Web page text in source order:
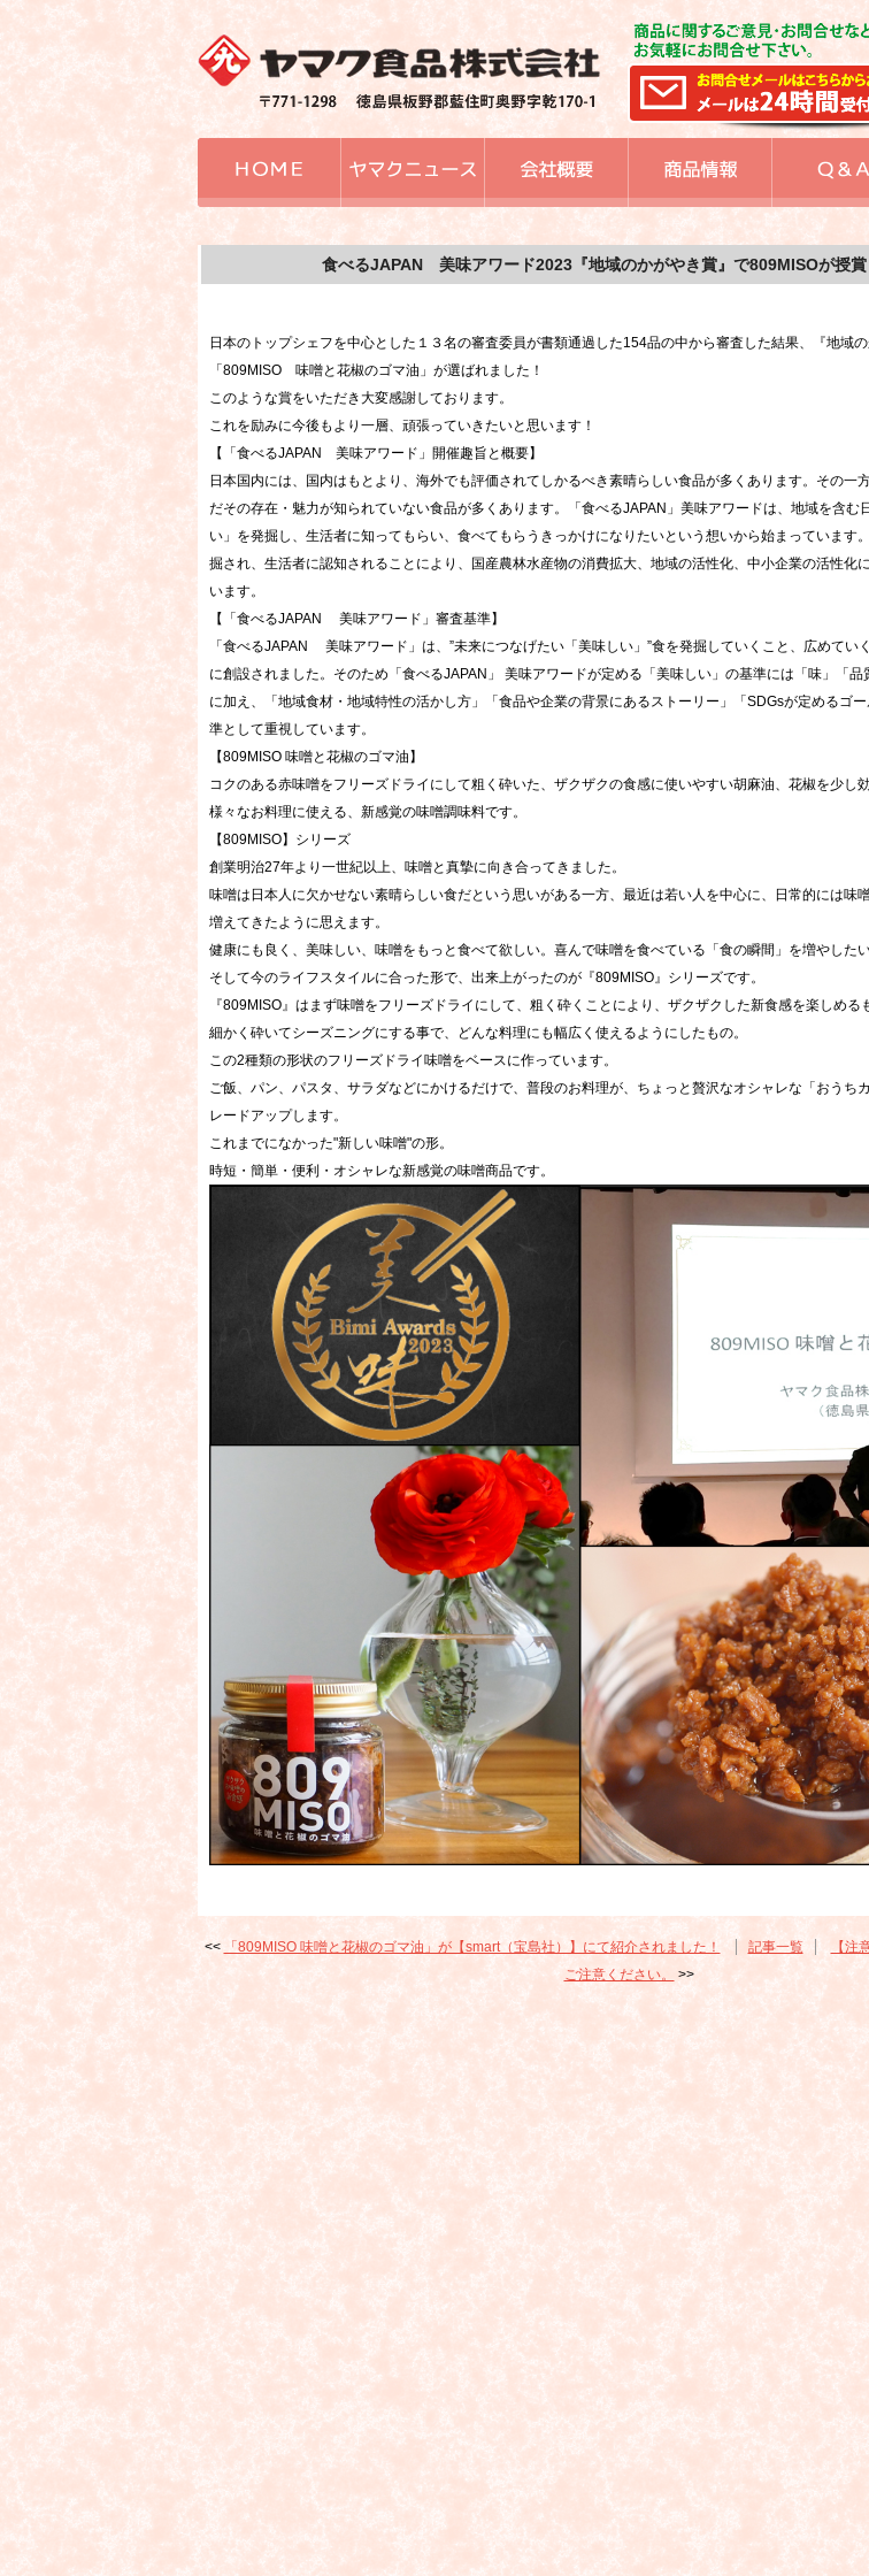
食べるJAPAN 美味アワード2023『地域のかがやき賞』で809MISOが授賞
日本のトップシェフを中心とした１３名の審査委員が書類通過した154品の中から審査した結果、『地域
「809MISO 味噌と花椒のゴマ油」が選ばれました！
このような賞をいただき大変感謝しております。
これを励みに今後もより一層、頑張っていきたいと思います！
【「食べるJAPAN 美味アワード」開催趣旨と概要】
日本国内には、国内はもとより、海外でも評価されてしかるべき素晴らしい食品が多くあります。その一
だその存在・魅力が知られていない食品が多くあります。「食べるJAPAN」美味アワードは、地域を含む
い」を発掘し、生活者に知ってもらい、食べてもらうきっかけになりたいという想いから始まっています
掘され、生活者に認知されることにより、国産農林水産物の消費拡大、地域の活性化、中小企業の活性化
います。
【「食べるJAPAN 美味アワード」審査基準】
「食べるJAPAN 美味アワード」は、”未来につなげたい「美味しい」”食を発掘していくこと、広めてい
に創設されました。そのため「食べるJAPAN」 美味アワードが定める「美味しい」の基準には「味」「
に加え、「地域食材・地域特性の活かし方」「食品や企業の背景にあるストーリー」「SDGsが定めるゴ
準として重視しています。
【809MISO 味噌と花椒のゴマ油】
コクのある赤味噌をフリーズドライにして粗く砕いた、ザクザクの食感に使いやすい胡麻油、花椒を少し
様々なお料理に使える、新感覚の味噌調味料です。
【809MISO】シリーズ
創業明治27年より一世紀以上、味噌と真摯に向き合ってきました。
味噌は日本人に欠かせない素晴らしい食だという思いがある一方、最近は若い人を中心に、日常的には味
増えてきたように思えます。
健康にも良く、美味しい、味噌をもっと食べて欲しい。喜んで味噌を食べている「食の瞬間」を増やしたい
そして今のライフスタイルに合った形で、出来上がったのが『809MISO』シリーズです。
『809MISO』はまず味噌をフリーズドライにして、粗く砕くことにより、ザクザクした新食感を楽しめる
細かく砕いてシーズニングにする事で、どんな料理にも幅広く使えるようにしたもの。
この2種類の形状のフリーズドライ味噌をベースに作っています。
ご飯、パン、パスタ、サラダなどにかけるだけで、普段のお料理が、ちょっと贅沢なオシャレな「おうち
レードアップします。
これまでになかった"新しい味噌"の形。
時短・簡単・便利・オシャレな新感覚の味噌商品です。
「809MISO 味噌と花椒のゴマ油」が【smart（宝島社）】にて紹介されました！ 記事一覧
【注
ご注意ください。